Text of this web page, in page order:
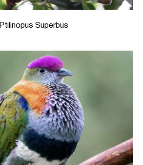
Ptilinopus Superbus